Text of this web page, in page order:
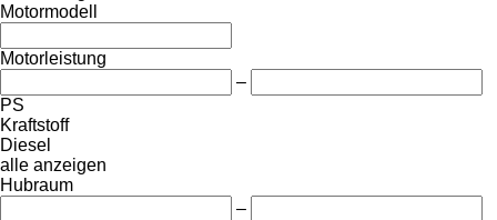
Motormodell
Motorleistung
–
PS
Kraftstoff
Diesel
alle anzeigen
Hubraum
–